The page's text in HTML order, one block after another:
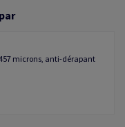
microns, anti-dérapant